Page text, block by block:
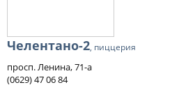
Челентано-2, пиццерия
просп. Ленина, 71-а
(0629) 47 06 84